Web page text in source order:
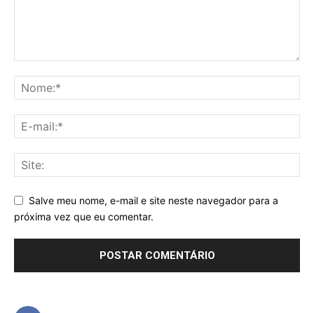
Salve meu nome, e-mail e site neste navegador para a
próxima vez que eu comentar.